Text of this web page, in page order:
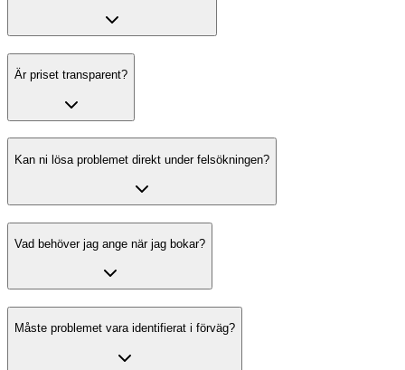
Är priset transparent?
Kan ni lösa problemet direkt under felsökningen?
Vad behöver jag ange när jag bokar?
Måste problemet vara identifierat i förväg?